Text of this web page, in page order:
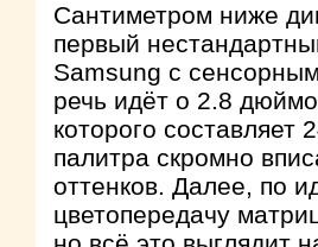
Сантиметром ниже
первый
Samsung с
речь идёт о 2.8
которого составляет
палитра скромно
оттенков. Далее, по
цветопередачу